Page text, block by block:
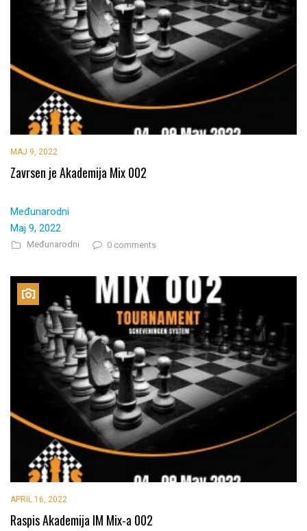
MAJ 9, 2022
Zavrsen je Akademija Mix 002
Međunarodni
Maj 9, 2022
Međunarodni 0 comments
APRIL 16, 2022
Raspis Akademija IM Mix-a 002